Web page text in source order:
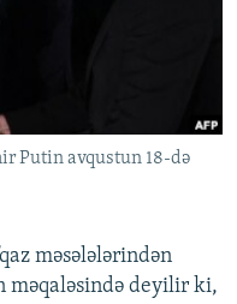
Putin avqustun 18-də
məsələlərindən
məqaləsində deyilir ki,